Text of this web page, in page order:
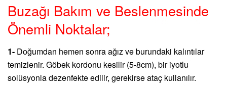
Buzağı Bakım ve Beslenmesinde
Önemli Noktalar;
1- Doğumdan hemen sonra ağız ve burundaki kalıntılar
temizlenir. Göbek kordonu kesilir (5-8cm), bir iyotlu
solüsyonla dezenfekte edilir, gerekirse ataç kullanılır.